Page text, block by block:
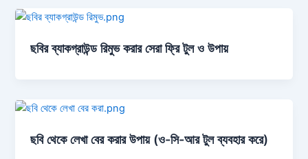
ছবির ব্যাকগ্রাউন্ড রিমুভ করার সেরা ফ্রি টুল ও উপায়
ছবি থেকে লেখা বের করার উপায় (ও-সি-আর টুল ব্যবহার করে)